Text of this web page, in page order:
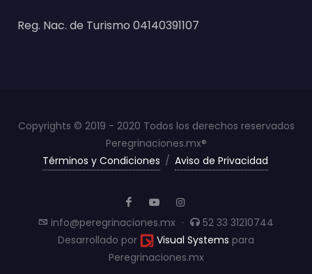
Reg. Nac. de Turismo 04140391107
Copyrights © 2019 - 2020 Todos los derechos reservados
Peregrinaciones.mx®
Términos y Condiciones / Aviso de Privacidad
info@peregrinaciones.mx ·
52 33 31210744
Desarrollado por
Visual Systems para
Peregrinaciones.mx